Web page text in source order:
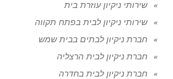
שירותי ניקיון עוזרת בית
שירותי ניקיון לבית בפתח תקווה
חברת ניקיון לבתים בבית שמש
חברת ניקיון לבית הרצליה
חברת ניקיון לבית בחדרה